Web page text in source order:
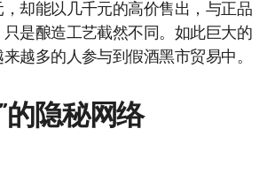
却能以几千元的高价售出，与正品
是酿造工艺截然不同。如此巨大的
越多的人参与到假酒黑市贸易中。
的隐秘网络